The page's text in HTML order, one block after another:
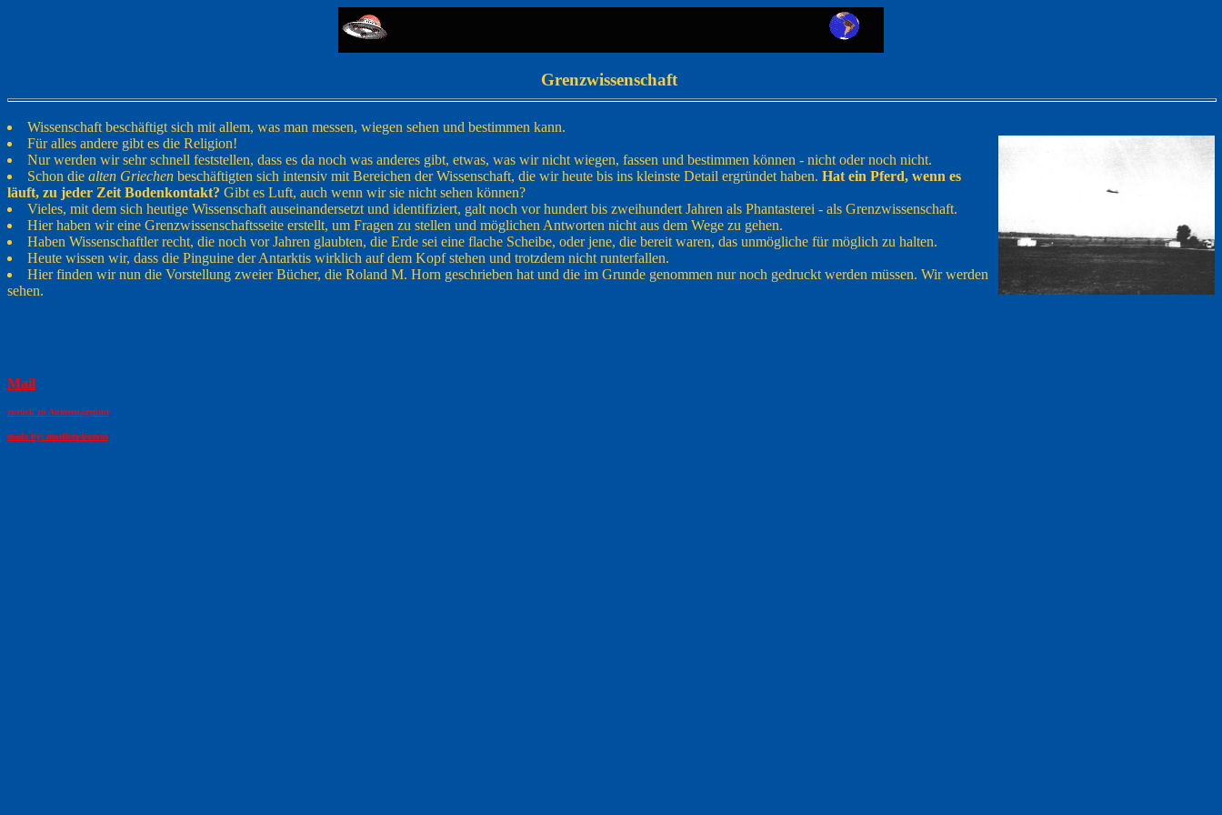
Grenzwissenschaft
Wissenschaft beschäftigt sich mit allem, was man messen, wiegen sehen und bestimmen kann.
Für alles andere gibt es die Religion!
Nur werden wir sehr schnell feststellen, dass es da noch was anderes gibt, etwas, was wir nicht wiegen, fassen und bestimmen können - nicht oder noch nicht.
Schon die alten Griechen beschäftigten sich intensiv mit Bereichen der Wissenschaft, die wir heute bis ins kleinste Detail ergründet haben. Hat ein Pferd, wenn es
läuft, zu jeder Zeit Bodenkontakt? Gibt es Luft, auch wenn wir sie nicht sehen können?
Vieles, mit dem sich heutige Wissenschaft auseinandersetzt und identifiziert, galt noch vor hundert bis zweihundert Jahren als Phantasterei - als Grenzwissenschaft.
Hier haben wir eine Grenzwissenschaftsseite erstellt, um Fragen zu stellen und möglichen Antworten nicht aus dem Wege zu gehen.
Haben Wissenschaftler recht, die noch vor Jahren glaubten, die Erde sei eine flache Scheibe, oder jene, die bereit waren, das unmögliche für möglich zu halten.
Heute wissen wir, dass die Pinguine der Antarktis wirklich auf dem Kopf stehen und trotzdem nicht runterfallen.
Hier finden wir nun die Vorstellung zweier Bücher, die Roland M. Horn geschrieben hat und die im Grunde genommen nur noch gedruckt werden müssen. Wir werden
sehen.
Mail
zurück zu Autorenagentur
made by: muellers-bueros